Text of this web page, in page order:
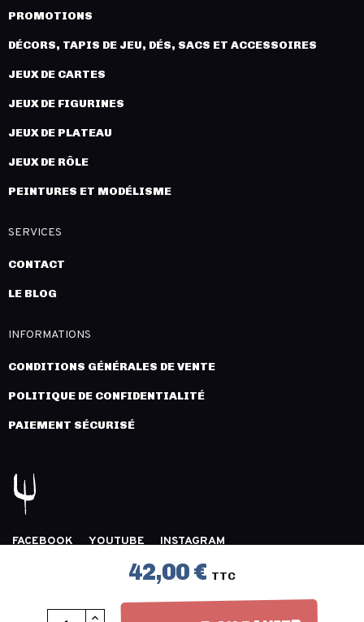
42,00 € TTC
PROMOTIONS
DÉCORS, TAPIS DE JEU, DÉS, SACS ET ACCESSOIRES
JEUX DE CARTES
JEUX DE FIGURINES
JEUX DE PLATEAU
JEUX DE RÔLE
PEINTURES ET MODÉLISME
SERVICES
CONTACT
LE BLOG
INFORMATIONS
CONDITIONS GÉNÉRALES DE VENTE
POLITIQUE DE CONFIDENTIALITÉ
PAIEMENT SÉCURISÉ
FACEBOOK YOUTUBE
INSTAGRAM
COPYRIGHT 2026 © LÉGION DISTRIBUTION -
INNLOG